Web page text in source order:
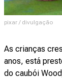
pixar / divulgação
As crianças
anos, está
do caubói